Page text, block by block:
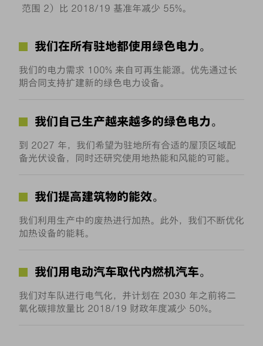
范围 2）比 2018/19 基准年减少 55%。
我们在所有驻地都使用绿色电力。
我们的电力需求 100% 来自可再生能源。优先通过长
期合同支持扩建新的绿色电力设备。
我们自己生产越来越多的绿色电力。
到 2027 年，我们希望为驻地所有合适的屋顶区域配
备光伏设备，同时还研究使用地热能和风能的可能。
我们提高建筑物的能效。
我们利用生产中的废热进行加热。此外，我们不断优化
加热设备的能耗。
我们用电动汽车取代内燃机汽车。
我们对车队进行电气化，并计划在 2030 年之前将二
氧化碳排放量比 2018/19 财政年度减少 50%。